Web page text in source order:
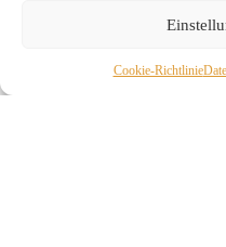
Cookie-Richtlinie